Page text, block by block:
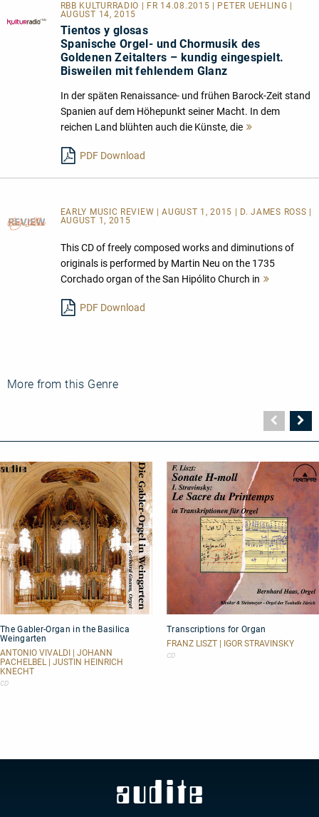
RBB KULTURRADIO | FR 14.08.2015 | PETER UEHLING |
AUGUST 14, 2015
Tientos y glosas
Spanische Orgel- und Chormusik des
Goldenen Zeitalters – kundig eingespielt.
Bisweilen mit fehlendem Glanz
In der späten Renaissance- und frühen Barock-Zeit stand
Spanien auf dem Höhepunkt seiner Macht. In dem
reichen Land blühten auch die Künste, die
PDF Download
EARLY MUSIC REVIEW | AUGUST 1, 2015 | D. JAMES ROSS |
AUGUST 1, 2015
This CD of freely composed works and diminutions of
originals is performed by Martin Neu on the 1735
Corchado organ of the San Hipólito Church in
PDF Download
More from this Genre
Seite
Gabler-
Organ
in
the
Basilica
Weingarten
The Gabler-Organ in the Basilica
Weingarten
ANTONIO VIVALDI | JOHANN
PACHELBEL | JUSTIN HEINRICH
KNECHT
CD
for
Organ
Transcriptions for Organ
FRANZ LISZT | IGOR STRAVINSKY
CD